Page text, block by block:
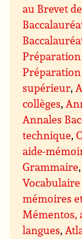
au Brevet
Préparation
Préparation
supérieur,
collèges,
Annales
technique,
aide-
Grammaire
mémoires
Mémentos,
langues,